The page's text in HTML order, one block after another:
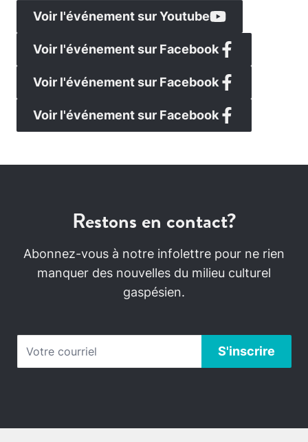
Voir l'événement sur Youtube
Voir l'événement sur Facebook
Voir l'événement sur Facebook
Voir l'événement sur Facebook
Restons en contact?
Abonnez-vous à notre infolettre pour ne rien
manquer des nouvelles du milieu culturel
gaspésien.